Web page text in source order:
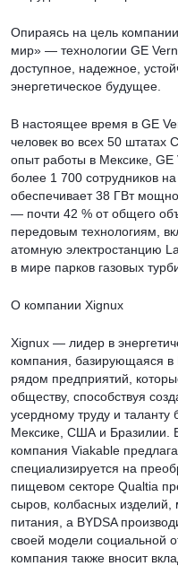
Опираясь на цель
мир» — технологии GE
доступное, надежное,
энергетическое будущее.
В настоящее время в GE
человек во всех 50
опыт работы в Мексике, GE
более 1 700 сотрудников
обеспечивает 38 ГВт
— почти 42 % от общего
передовым технологиям,
атомную электростанцию
в мире парков газовых
О компании Xignux
Xignux — лидер в
компания, базирующаяся в
рядом предприятий,
обществу, способствуя
усердному труду и таланту
Мексике, США и Бразилии.
компания Viakable
специализируется на
пищевом секторе Qualtia
сыров, колбасных изделий,
питания, а BYDSA
своей модели социальной
компания также вносит